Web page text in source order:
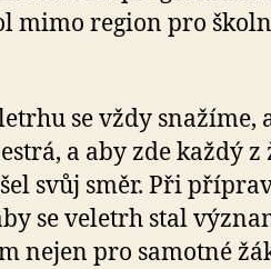
mimo region pro
se vždy snažíme,
a aby zde každý z
svůj směr. Při
se veletrh stal
nejen pro samotné